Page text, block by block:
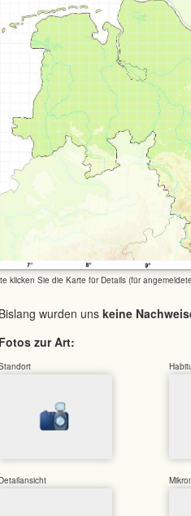
klicken Sie die Karte für Details (für
wurden uns keine
zur Art: